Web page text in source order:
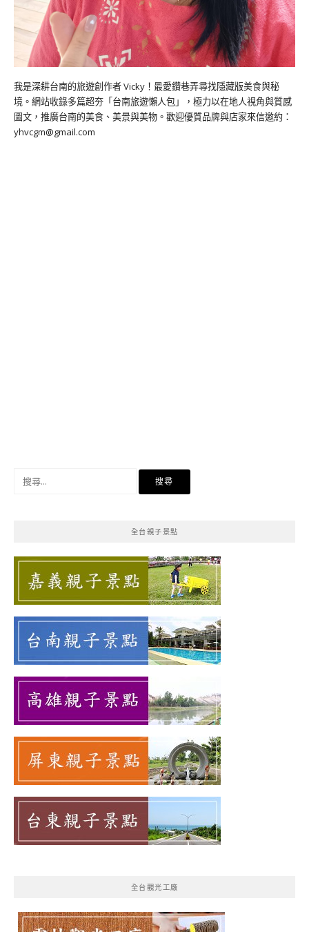
我是深耕台南的旅遊創作者 Vicky！最愛鑽巷弄尋找隱藏版美食與秘
境。網站收錄多篇超夯「台南旅遊懶人包」，極力以在地人視角與質感
圖文，推廣台南的美食、美景與美物。歡迎優質品牌與店家來信邀約：
yhvcgm@gmail.com
全台親子景點
全台觀光工廠